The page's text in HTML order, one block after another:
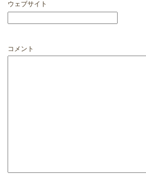
ウェブサイト
コメント